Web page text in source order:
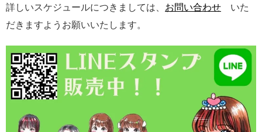
詳しいスケジュールにつきましては、 お問い合わせ いた
だきますようお願いいたします。